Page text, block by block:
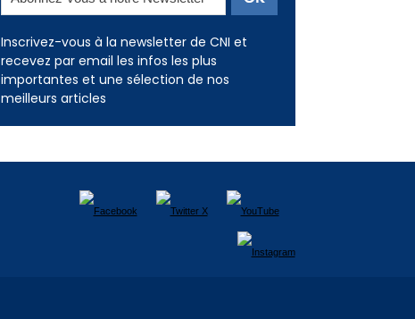
Inscrivez-vous à la newsletter de CNI et
recevez par email les infos les plus
importantes et une sélection de nos
meilleurs articles